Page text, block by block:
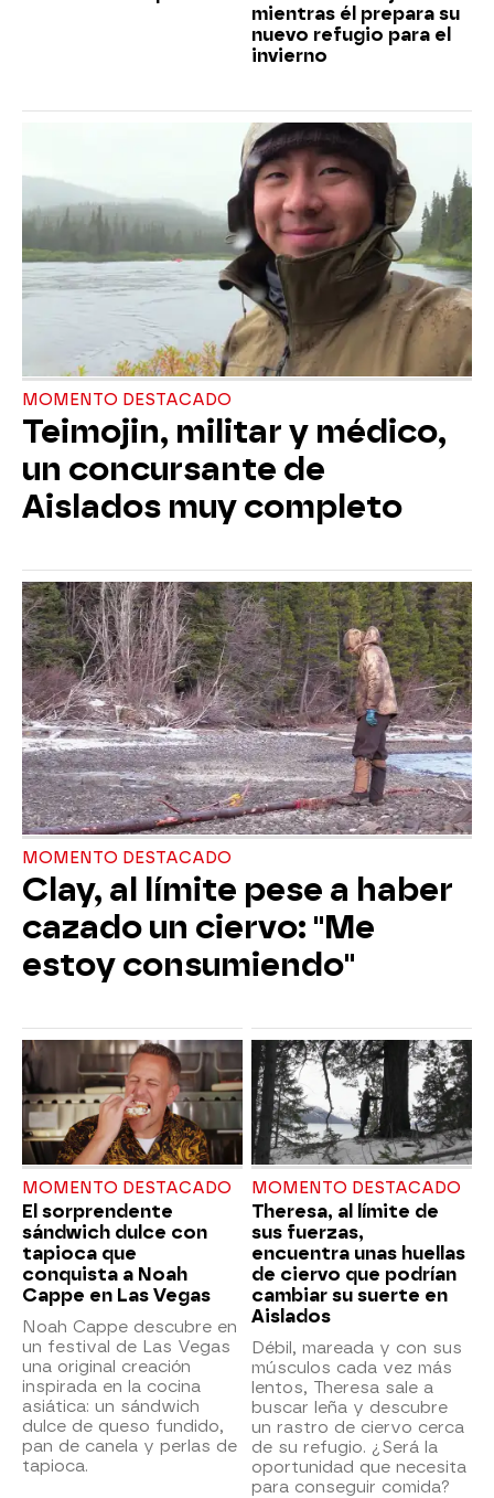
mientras él prepara su
nuevo refugio para el
invierno
MOMENTO DESTACADO
Teimojin, militar y médico,
un concursante de
Aislados muy completo
MOMENTO DESTACADO
Clay, al límite pese a haber
cazado un ciervo: "Me
estoy consumiendo"
MOMENTO DESTACADO
El sorprendente
sándwich dulce con
tapioca que
conquista a Noah
Cappe en Las Vegas
Noah Cappe descubre en
un festival de Las Vegas
una original creación
inspirada en la cocina
asiática: un sándwich
dulce de queso fundido,
pan de canela y perlas de
tapioca.
MOMENTO DESTACADO
Theresa, al límite de
sus fuerzas,
encuentra unas huellas
de ciervo que podrían
cambiar su suerte en
Aislados
Débil, mareada y con sus
músculos cada vez más
lentos, Theresa sale a
buscar leña y descubre
un rastro de ciervo cerca
de su refugio. ¿Será la
oportunidad que necesita
para conseguir comida?